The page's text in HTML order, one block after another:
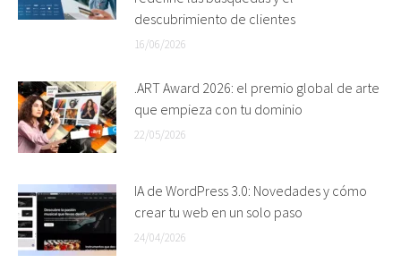
descubrimiento de clientes
16/06/2026
.ART Award 2026: el premio global de arte
que empieza con tu dominio
22/05/2026
IA de WordPress 3.0: Novedades y cómo
crear tu web en un solo paso
24/04/2026